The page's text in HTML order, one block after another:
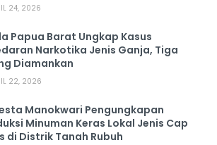
24, 2026
Papua Barat Ungkap Kasus
Narkotika Jenis Ganja, Tiga
Diamankan
22, 2026
Manokwari Pengungkapan
Minuman Keras Lokal Jenis Cap
di Distrik Tanah Rubuh